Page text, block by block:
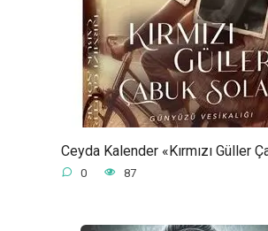
Ceyda Kalender «Kırmızı Güller
0 87